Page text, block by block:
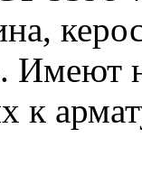
Имеют
к